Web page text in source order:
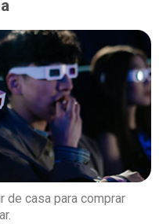
de casa para comprar